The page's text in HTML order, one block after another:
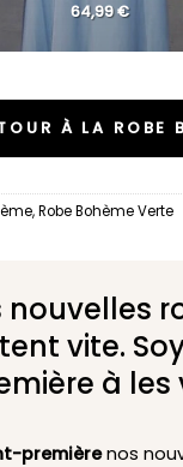
64,99€
À LA ROBE
,Robe Bohème Verte
nouvelles
vite.
à les
premièrenos